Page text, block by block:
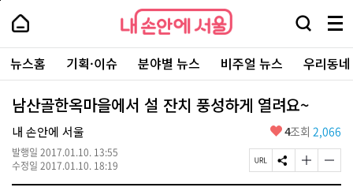
본
로
가
내
손
안
에
서
울
-
서
울
시
대
표
소
내
손
에
울
검
창
열
기
메
뉴
전
체
보
주
요
서
뉴스홈 기획·이슈 분야별 뉴스 비주얼 뉴스 우리동
남산골한옥마을에서 설 잔치 풍성하게 열려요~
내 손안에 서울
발행일 2017.01.10. 13:55
수정일 2017.01.10. 18:19
좋
요
4조회 2,066
페
이
S
N
글
자
글
자
페
상
단
로